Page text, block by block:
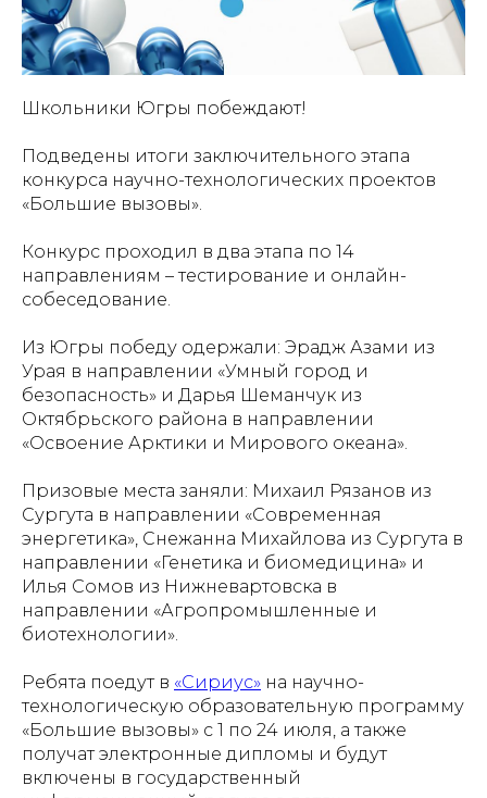
Школьники Югры побеждают!
Подведены итоги заключительного этапа
конкурса научно-технологических проектов
«Большие вызовы».
Конкурс проходил в два этапа по 14
направлениям – тестирование и онлайн-
собеседование.
Из Югры победу одержали: Эрадж Азами из
Урая в направлении «Умный город и
безопасность» и Дарья Шеманчук из
Октябрьского района в направлении
«Освоение Арктики и Мирового океана».
Призовые места заняли: Михаил Рязанов из
Сургута в направлении «Современная
энергетика», Снежанна Михайлова из Сургута в
направлении «Генетика и биомедицина» и
Илья Сомов из Нижневартовска в
направлении «Агропромышленные и
биотехнологии».
Ребята поедут в «Сириус» на научно-
технологическую образовательную программу
«Большие вызовы» с 1 по 24 июля, а также
получат электронные дипломы и будут
включены в государственный